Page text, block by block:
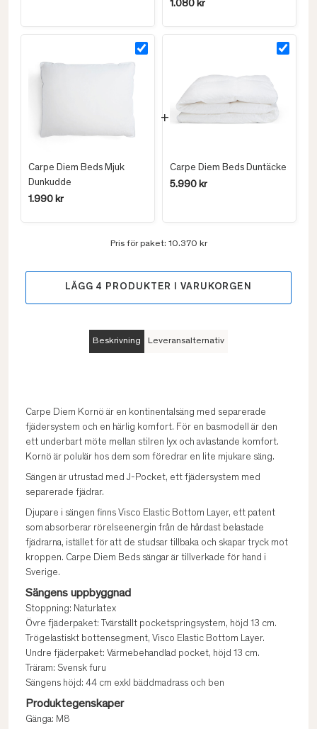
1.080 kr
Carpe Diem Beds Mjuk
Dunkudde
1.990 kr
Carpe Diem Beds Duntäcke
5.990 kr
Pris för paket: 10.370 kr
LÄGG 4 PRODUKTER I VARUKORGEN
Beskrivning Leveransalternativ
Carpe Diem Kornö är en kontinentalsäng med separerade
fjädersystem och en härlig komfort. För en basmodell är den
ett underbart möte mellan stilren lyx och avlastande komfort.
Kornö är polulär hos dem som föredrar en lite mjukare säng.
Sängen är utrustad med J-Pocket, ett fjädersystem med
separerade fjädrar.
Djupare i sängen finns Visco Elastic Bottom Layer, ett patent
som absorberar rörelseenergin från de hårdast belastade
fjädrarna, istället för att de studsar tillbaka och skapar tryck mot
kroppen. Carpe Diem Beds sängar är tillverkade för hand i
Sverige.
Sängens uppbyggnad
Stoppning: Naturlatex
Övre fjäderpaket: Tvärställt pocketspringsystem, höjd 13 cm.
Trögelastiskt bottensegment, Visco Elastic Bottom Layer.
Undre fjäderpaket: Värmebehandlad pocket, höjd 13 cm.
Träram: Svensk furu
Sängens höjd: 44 cm exkl bäddmadrass och ben
Produktegenskaper
Gänga: M8